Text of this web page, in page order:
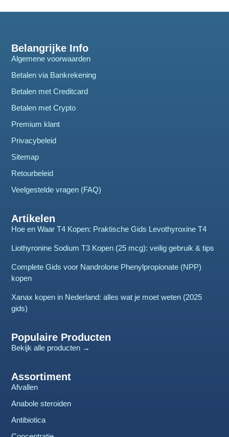
Belangrijke Info
Algemene voorwaarden
Betalen via Bankrekening
Betalen met Creditcard
Betalen met Crypto
Premium klant
Privacybeleid
Sitemap
Retourbeleid
Veelgestelde vragen (FAQ)
Artikelen
Hoe en Waar T4 Kopen: Praktische Gids Levothyroxine T4
Liothyronine Sodium T3 Kopen (25 mcg): veilig gebruik & tips
Complete Gids voor Nandrolone Phenylpropionate (NPP)
kopen
Xanax kopen in Nederland: alles wat je moet weten (2025
gids)
Populaire Producten
Bekijk alle producten →
Assortiment
Afvallen
Anabole steroiden
Antibiotica